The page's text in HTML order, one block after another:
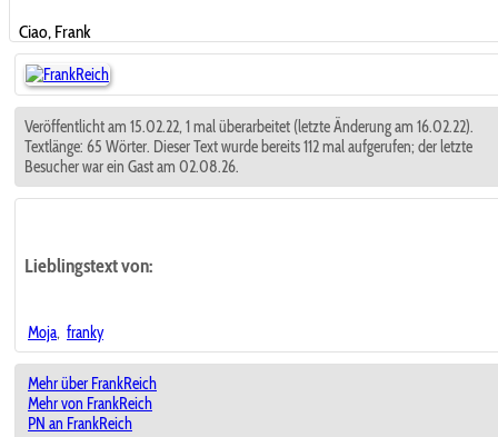
Ciao, Frank
Veröffentlicht am 15.02.22, 1 mal überarbeitet (letzte Änderung am 16.02.22).
Textlänge: 65 Wörter. Dieser Text wurde bereits 112 mal aufgerufen; der letzte
Besucher war ein Gast am 02.08.26.
Lieblingstextvon:
Moja, franky
Mehr über FrankReich
Mehr von FrankReich
PN an FrankReich